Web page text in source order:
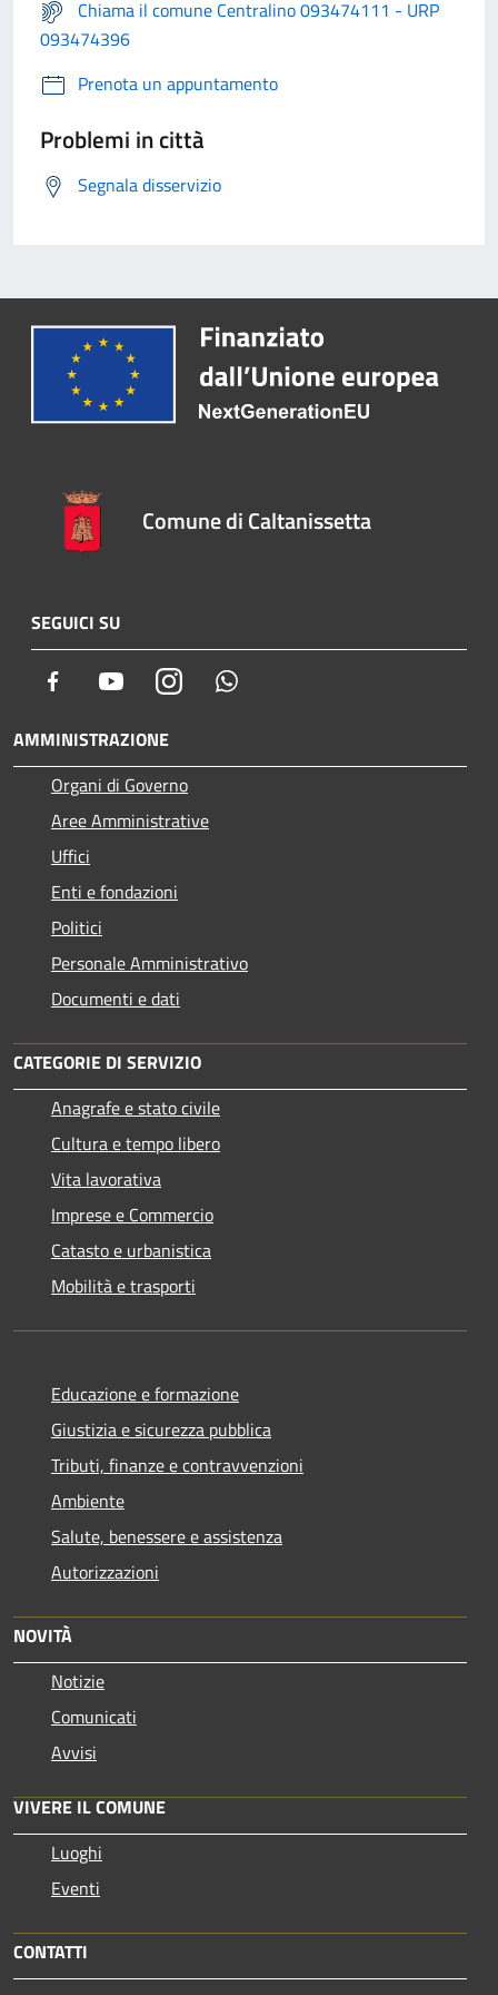
Chiama il comune Centralino 093474111 - URP
093474396
Prenota un appuntamento
Problemi in città
Segnala disservizio
Comune di Caltanissetta
SEGUICI SU
Facebook YoutubeInstagram
AMMINISTRAZIONE
Organi di Governo
Aree Amministrative
Uffici
Enti e fondazioni
Politici
Personale Amministrativo
Documenti e dati
CATEGORIE DI SERVIZIO
Anagrafe e stato civile
Cultura e tempo libero
Vita lavorativa
Imprese e Commercio
Catasto e urbanistica
Mobilità e trasporti
Educazione e formazione
Giustizia e sicurezza pubblica
Tributi, finanze e contravvenzioni
Ambiente
Salute, benessere e assistenza
Autorizzazioni
NOVITÀ
Notizie
Comunicati
Avvisi
VIVERE IL COMUNE
Luoghi
Eventi
CONTATTI